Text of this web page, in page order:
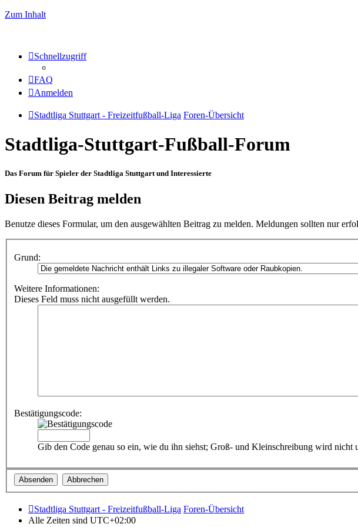
Zum Inhalt
Schnellzugriff
FAQ
Anmelden
Stadtliga Stuttgart - Freizeitfußball-Liga Foren-Übersicht
Stadtliga-Stuttgart-Fußball-Forum
Das Forum für Spieler der Stadtliga Stuttgart und Interessierte
Diesen Beitrag melden
Benutze dieses Formular, um den ausgewählten Beitrag zu melden. Meldungen sollten nur
Grund:
Weitere Informationen:
Dieses Feld muss nicht ausgefüllt werden.
Bestätigungscode:
Gib den Code genau so ein, wie du ihn siehst; Groß- und Kleinschreibung wird nicht
Stadtliga Stuttgart - Freizeitfußball-Liga Foren-Übersicht
Alle Zeiten sind UTC+02:00